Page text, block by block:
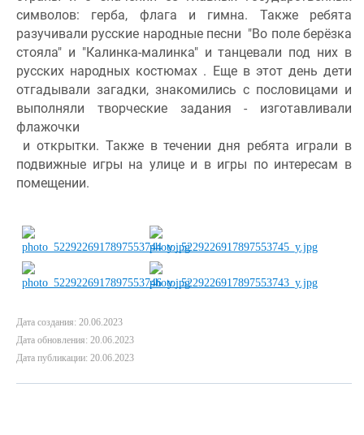
символов: герба, флага и гимна. Также ребята
разучивали русские народные песни  "Во поле берёзка
стояла" и "Калинка-малинка" и танцевали под них в
русских народных костюмах . Еще в этот день дети
отгадывали загадки, знакомились с пословицами и
выполняли творческие задания - изготавливали
флажочки
подвижные игры на улице и в игры по интересам в
помещении.
Дата создания: 20.06.2023
Дата обновления: 20.06.2023
Дата публикации: 20.06.2023